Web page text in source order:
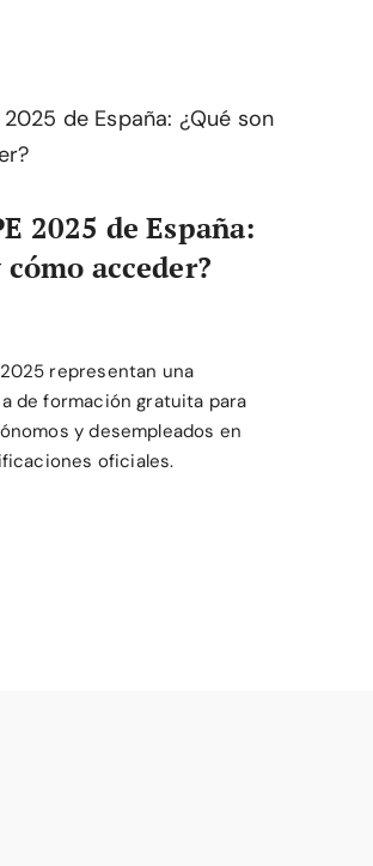
2025 de España:
cómo acceder?
2025 representan una
de formación gratuita para
y desempleados en
oficiales.